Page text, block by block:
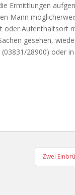
Ermittlungen
Mann
oder Aufenthaltsort
gesehen,
28900) oder
Zwei